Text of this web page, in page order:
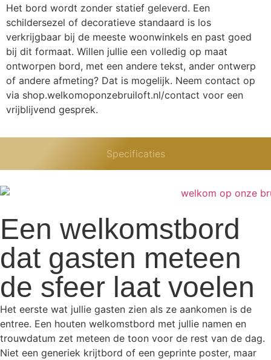
Specificaties
Het bord wordt zonder statief geleverd. Een
schildersezel of decoratieve standaard is los
verkrijgbaar bij de meeste woonwinkels en past goed
bij dit formaat. Willen jullie een volledig op maat
ontworpen bord, met een andere tekst, ander ontwerp
of andere afmeting? Dat is mogelijk. Neem contact op
via shop.welkomoponzebruiloft.nl/contact voor een
vrijblijvend gesprek.
Een welkomstbord
dat gasten meteen
de sfeer laat voelen
Het eerste wat jullie gasten zien als ze aankomen is de
entree. Een houten welkomstbord met jullie namen en
trouwdatum zet meteen de toon voor de rest van de dag.
Niet een generiek krijtbord of een geprinte poster, maar